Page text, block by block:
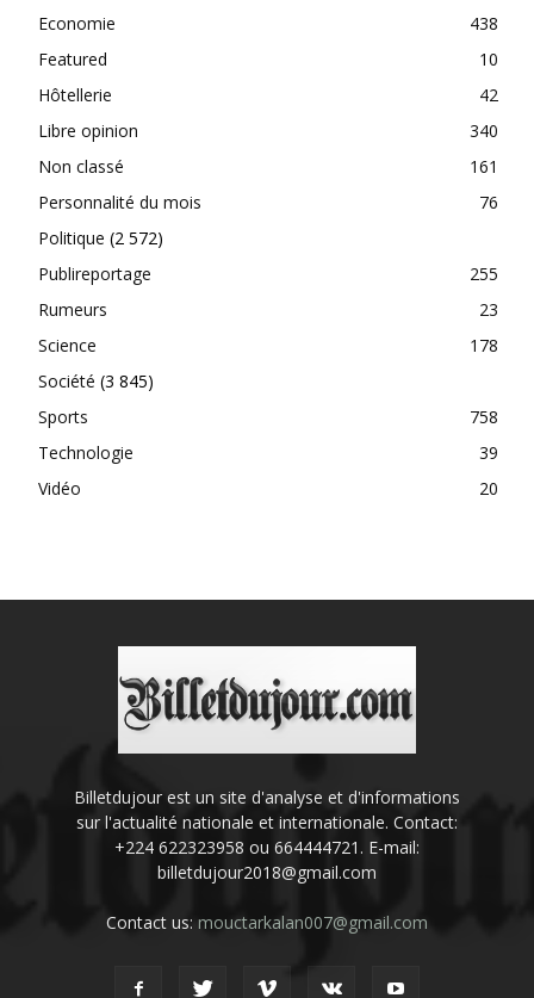
Economie
438
Featured
10
Hôtellerie
42
Libre opinion
340
Non classé
161
Personnalité du mois
76
Politique (2 572)
Publireportage
255
Rumeurs
23
Science
178
Société (3 845)
Sports
758
Technologie
39
Vidéo
20
Billetdujour est un site d'analyse et d'informations
sur l'actualité nationale et internationale. Contact:
+224 622323958 ou 664444721. E-mail:
billetdujour2018@gmail.com
Contact us: mouctarkalan007@gmail.com